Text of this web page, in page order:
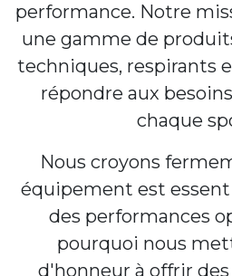
performance. Notre
une gamme de
techniques, respirants
répondre aux
chaque
Nous croyons
équipement est
des performances
pourquoi nous
d'honneur à offrir